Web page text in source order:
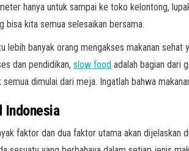
hanya untuk sampai ke toko kelontong,
bisa kita semua selesaikan bersama.
banyak orang mengakses makanan
dan pendidikan, slow food adalah bagian dari
dimulai dari meja. Ingatlah bahwa
Indonesia
faktor dan dua faktor utama akan dijelaskan